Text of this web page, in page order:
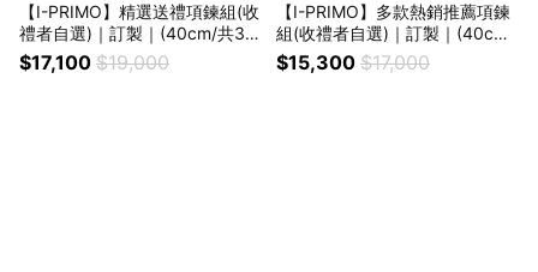
【I-PRIMO】精選送禮項鍊組(收
禮者自選)｜訂製｜(40cm/共3材
質)§生日禮物 紀念禮物 情人節
禮物
$17,100 $19,000
【I-PRIMO】多款熱銷推薦項鍊
組(收禮者自選)｜訂製｜(40cm/
共3材質)§生日禮物 紀念禮物 情
人節禮物
$15,300 $17,000